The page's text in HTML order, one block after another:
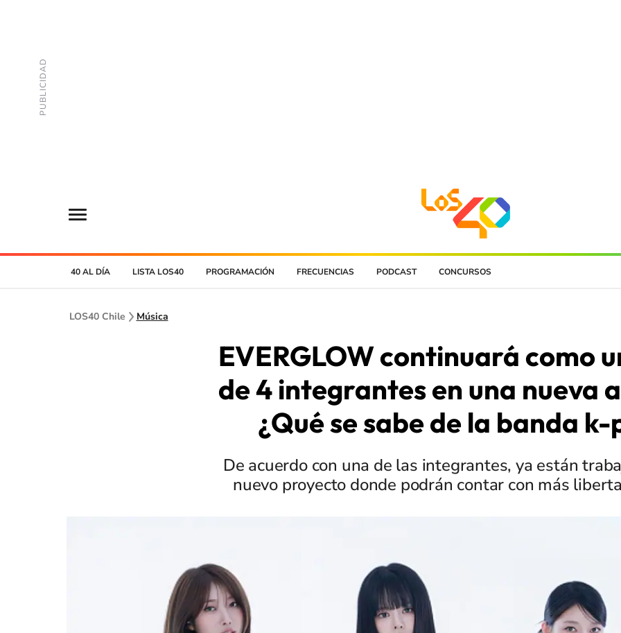
40 AL DÍA LISTA LOS40 PROGRAMACIÓN FRECUENCIAS PODCAST CONCURSOS
LOS40 Chile Música
EVERGLOW continuará como
de 4 integrantes en una nueva
¿Qué se sabe de la banda k-
De acuerdo con una de las integrantes, ya están
nuevo proyecto donde podrán contar con más